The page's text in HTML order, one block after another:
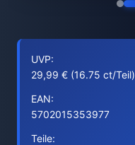
UVP:
29,99 € (16.75 ct/Teil)
EAN:
5702015353977
Teile: